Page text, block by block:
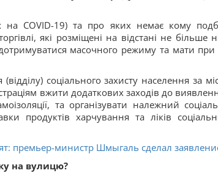
на COVID-19) та про яких немає кому
які розміщені на відстані не більше
масочного режиму та мати при
соціального захисту населення за
вжити додаткових заходів до
та організувати належний
продуктів харчування та ліків
премьер-министр Шмыгаль сделал
на вулицю?